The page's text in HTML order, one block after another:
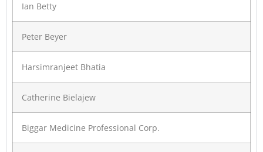
Ian Betty
Peter Beyer
Harsimranjeet Bhatia
Catherine Bielajew
Biggar Medicine Professional Corp.